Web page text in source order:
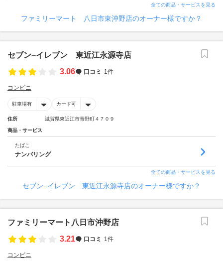
全ての商品・サービスを見る
ファミリーマート 八日市東沖野店のオーナー様ですか？
セブン−イレブン 東近江永源寺店
3.06
口コミ 1件
コンビニ
駐車場有 カード可
住所 滋賀県東近江市青野町４７０９
商品・サービス
たばこ
ナンバリング
全ての商品・サービスを見る
セブン−イレブン 東近江永源寺店のオーナー様ですか？
ファミリーマート八日市沖野店
3.21
口コミ 1件
コンビニ